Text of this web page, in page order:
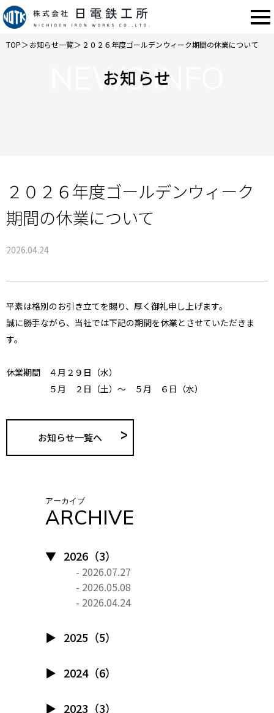
TOP＞お知らせ一覧＞ ２０２６年度ゴールデンウィーク期間の休業について
NEWS INFO
お知らせ
２０２６年度ゴールデンウィーク
期間の休業について
2026.04.24
平素は格別のお引き立てを賜り、厚く御礼申し上げます。
誠に勝手ながら、当社では下記の期間を休業とさせていただきま
す。
休業期間 ４月２９日（水）
５月 ２日（土）～ ５月 ６日（水）
お知らせ一覧へ
アーカイブ
ARCHIVE
2026（3）
- 2026.07.27
- 2026.05.08
- 2026.04.24
2025（5）
2024（6）
2023（3）